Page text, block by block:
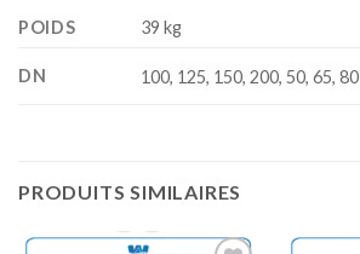
POIDS 39 kg
DN 100, 125, 150, 200, 50, 65, 80
PRODUITS SIMILAIRES